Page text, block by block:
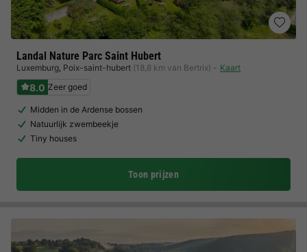
Landal Nature Parc Saint Hubert
Luxemburg, Poix-saint-hubert (18,8 km van Bertrix) Kaart
8.0 Zeer goed
Midden in de Ardense bossen
Natuurlijk zwembeekje
Tiny houses
Toon prijzen